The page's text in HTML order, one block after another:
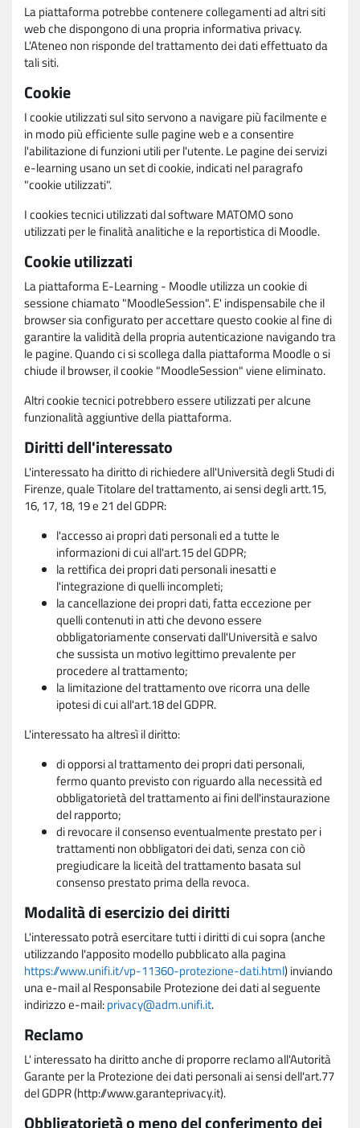
La piattaforma potrebbe contenere collegamenti ad altri siti
web che dispongono di una propria informativa privacy.
L'Ateneo non risponde del trattamento dei dati effettuato da
tali siti.
Cookie
I cookie utilizzati sul sito servono a navigare più facilmente e
in modo più efficiente sulle pagine web e a consentire
l'abilitazione di funzioni utili per l'utente. Le pagine dei servizi
e-learning usano un set di cookie, indicati nel paragrafo
"cookie utilizzati".
I cookies tecnici utilizzati dal software MATOMO sono
utilizzati per le finalità analitiche e la reportistica di Moodle.
Cookie utilizzati
La piattaforma E-Learning - Moodle utilizza un cookie di
sessione chiamato "MoodleSession". E' indispensabile che il
browser sia configurato per accettare questo cookie al fine di
garantire la validità della propria autenticazione navigando tra
le pagine. Quando ci si scollega dalla piattaforma Moodle o si
chiude il browser, il cookie "MoodleSession" viene eliminato.
Altri cookie tecnici potrebbero essere utilizzati per alcune
funzionalità aggiuntive della piattaforma.
Diritti dell'interessato
L'interessato ha diritto di richiedere all'Università degli Studi di
Firenze, quale Titolare del trattamento, ai sensi degli artt.15,
16, 17, 18, 19 e 21 del GDPR:
l'accesso ai propri dati personali ed a tutte le
informazioni di cui all'art.15 del GDPR;
la rettifica dei propri dati personali inesatti e
l'integrazione di quelli incompleti;
la cancellazione dei propri dati, fatta eccezione per
quelli contenuti in atti che devono essere
obbligatoriamente conservati dall'Università e salvo
che sussista un motivo legittimo prevalente per
procedere al trattamento;
la limitazione del trattamento ove ricorra una delle
ipotesi di cui all'art.18 del GDPR.
L'interessato ha altresì il diritto:
di opporsi al trattamento dei propri dati personali,
fermo quanto previsto con riguardo alla necessità ed
obbligatorietà del trattamento ai fini dell'instaurazione
del rapporto;
di revocare il consenso eventualmente prestato per i
trattamenti non obbligatori dei dati, senza con ciò
pregiudicare la liceità del trattamento basata sul
consenso prestato prima della revoca.
Modalità di esercizio dei diritti
L'interessato potrà esercitare tutti i diritti di cui sopra (anche
utilizzando l'apposito modello pubblicato alla pagina
https://www.unifi.it/vp-11360-protezione-dati.html) inviando
una e-mail al Responsabile Protezione dei dati al seguente
indirizzo e-mail:privacy@adm.unifi.it.
Reclamo
L' interessato ha diritto anche di proporre reclamo all'Autorità
Garante per la Protezione dei dati personali ai sensi dell'art.77
del GDPR (http://www.garanteprivacy.it).
Obbligatorietà o meno del conferimento dei